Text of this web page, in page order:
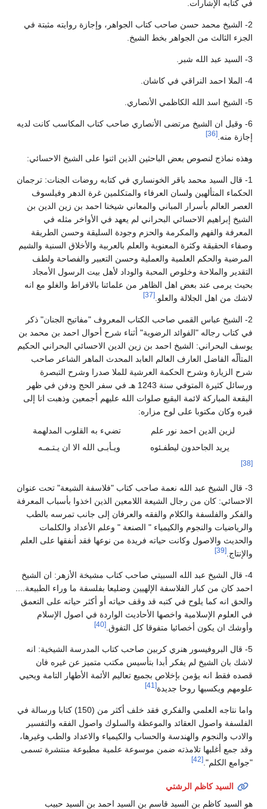
في كتابه الإشارات.
2- الشيخ محمد حسن صاحب كتاب الجواهر، وإجازة روايته مثبتة في
الجزء الثالث من الجواهر بخط الشيخ.
3- السيد عبد الله شبر.
4- الملا احمد النراقي في كاشان.
5- الشيخ اسد الله الكاظمي الأنصاري.
6- وقيل ان الشيخ مرتضى الأنصاري صاحب كتاب المكاسب كانت لديه
إجازة منه. [36]
وهذه نماذج لنصوص بعض الباحثين الذين اثنوا على الشيخ الاحسائي:
1- قال السيد محمد باقر الخونساري في كتابه روضات الجنات: ترجمان
الحكماء المتألهين ولسان العرفاء والمتكلمين غرة الدهر وفيلسوف
العصر العالم بأسرار المباني والمعاني شيخنا احمد بن زين الدين بن
الشيخ إبراهيم الاحسائي البحراني لم يعهد في الأواخر مثله في
المعرفة والفهم والمكرمة والحزم وجودة السليقة وحسن الطريقة
وصفاء الحقيقة وكثرة المعنوية والعلم بالعربية والأخلاق السنية والشيم
المرضية والحكم العلمية والعملية وحسن التعبير والفصاحة ولطف
التقدير والملاحة وخلوص المحبة والوداد لأهل بيت الرسول الأمجاد
بحيث يرمى عند بعض اهل الظاهر من علمائنا بالافراط والغلو مع انه
لاشك من اهل الجلالة والعلو. [37]
2- الشيخ عباس القمي صاحب الكتاب المعروف "مفاتيح الجنان" ذكر
في كتاب رجاله "الفوائد الرضوية" أثناء شرح أحوال احمد بن محمد بن
يوسف البحراني: الشيخ احمد بن زين الدين الاحسائي البحراني الحكيم
المتألّه الفاضل العارف العالم العابد المحدث الماهر الشاعر صاحب
شرح الزيارة وشرح الحكمة العرشية للملا صدرا وشرح التبصرة
ورسائل كثيرة المتوفي سنة 1243 هـ في سفر الحج ودفن في ظهر
البقعة المباركة لائمة البقيع صلوات الله عليهم أجمعين وذهبت انا إلى
قبره وكان مكتوبا على لوح مزاره:
لزين الدين احمد نور علم
تضيء به القلوب المدلهمة
يريد الجاحدون ليطفـئوه
ويـأبـى الله الا ان يـتـمـه
[38]
3- قال الشيخ عبد الله نعمة صاحب كتاب "فلاسفة الشيعة" تحت عنوان
الاحسائي: كان من رجال الشيعة اللامعين الذين اخذوا بأسباب المعرفة
والفكر والفلسفة والكلام والفقه والعرفان إلى جانب تمرسه بالطب
والرياضيات والنجوم والكيمياء " الصنعة " وعلم الأعداد والكلمات
والحديث والاصول وكانت حياته فريدة من نوعها فقد أنفقها على العلم
والإنتاج. [39]
4- قال الشيخ عبد الله السبيتي صاحب كتاب مشيخة الأزهر: ان الشيخ
احمد كان من كبار الفلاسفة الإلهيين وضليعا بفلسفة ما وراء الطبيعة....
والحق انه كما يلوح في كتبه قد وقف حياته أو أكثر حياته على التعمق
في العلوم الإسلامية واخصها الأحاديث الواردة في اصول الإسلام
وأوشك ان يكون أخصائيا متفوقا كل التفوق. [40]
5- قال البروفيسور هنري كربين صاحب كتاب المدرسة الشيخية: انه
لاشك بان الشيخ لم يفكر أبدا بتأسيس مكتب متميز عن غيره فان
قصده فقط انه يؤمن بإخلاص بجميع تعاليم الأئمة الأطهار التامة ويحيي
علومهم ويكسبها روحا جديدة[41]
واما نتاجه العلمي والفكري فقد خلف أكثر من (150) كتابا ورسالة في
الفلسفة واصول العقائد والموعظة والسلوك واصول الفقه والتفسير
والادب والنجوم والهندسة والحساب والكيمياء والاعداد والطب وغيرها،
وقد جمع أغلبها تلامذته ضمن موسوعة علمية مطبوعة منتشرة تسمى
"جوامع الكلم". [42]
السيد كاظم الرشتي
هو السيد كاظم بن السيد قاسم بن السيد احمد بن السيد حبيب